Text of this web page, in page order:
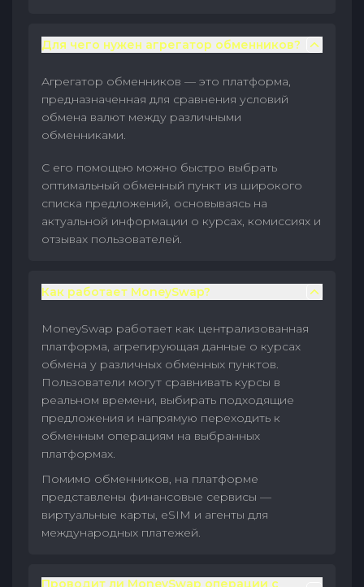
Для чего нужен агрегатор обменников?
Агрегатор обменников — это платформа,
предназначенная для сравнения условий
обмена валют между различными
обменниками.
С его помощью можно быстро выбрать
оптимальный обменный пункт из широкого
списка предложений, основываясь на
актуальной информации о курсах, комиссиях и
отзывах пользователей.
Как работает MoneySwap?
MoneySwap работает как централизованная
платформа, агрегирующая данные о курсах
обмена у различных обменных пунктов.
Пользователи могут сравнивать курсы в
реальном времени, выбирать подходящие
предложения и напрямую переходить к
обменным операциям на выбранных
платформах.
Помимо обменников, на платформе
представлены финансовые сервисы —
виртуальные карты, eSIM и агенты для
международных платежей.
Проводит ли MoneySwap операции с